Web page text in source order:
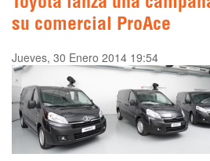
Toyota lanza una
su comercial ProAce
Jueves, 30 Enero 2014 19:54